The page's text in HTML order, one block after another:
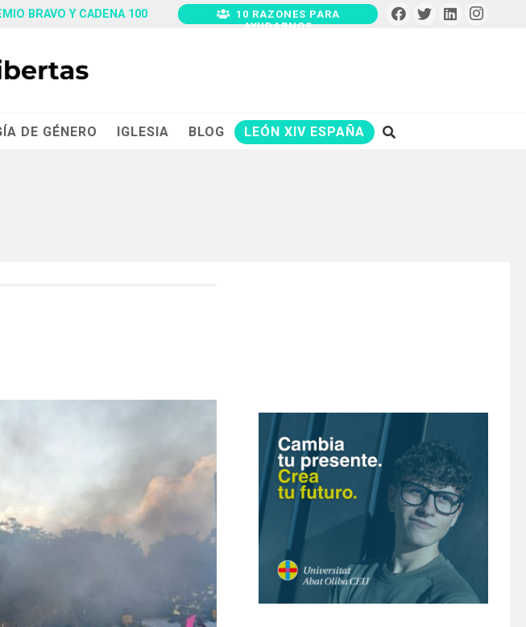
BRAVO Y CADENA 100
10 RAZONES PARA
AYUDARNOS
DE GÉNERO IGLESIA BLOG LEÓN XIV ESPAÑA